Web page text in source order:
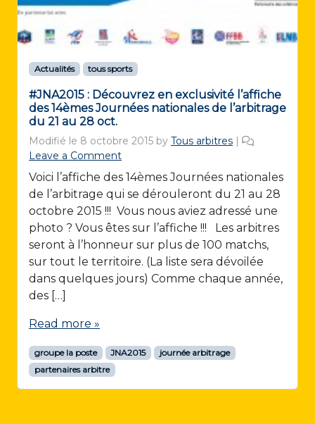
Actualités tous sports
#JNA2015 : Découvrez en exclusivité l’affiche
des 14èmes Journées nationales de l’arbitrage
du 21 au 28 oct.
Modifié le 8 octobre 2015 by Tous arbitres |
Leave a Comment
Voici l’affiche des 14èmes Journées nationales
de l’arbitrage qui se dérouleront du 21 au 28
octobre 2015 !!! Vous nous aviez adressé une
photo ? Vous êtes sur l’affiche !!! Les arbitres
seront à l’honneur sur plus de 100 matchs,
sur tout le territoire. (La liste sera dévoilée
dans quelques jours) Comme chaque année,
des […]
Read more »
groupe la poste JNA2015
journée arbitrage
partenaires arbitre